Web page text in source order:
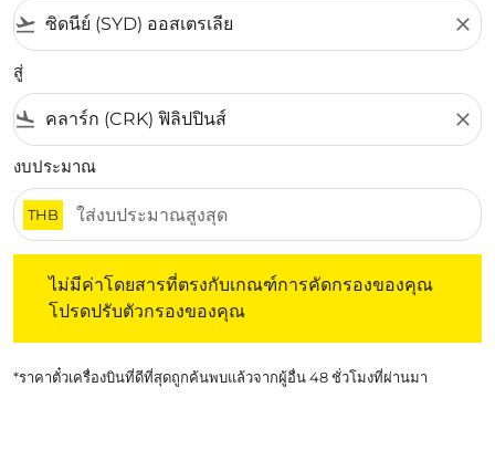
flight_takeoff close
สู่
flight_land close
งบประมาณ
THB
ไม่มีค่าโดยสารที่ตรงกับเกณฑ์การคัดกรองของคุณ
โปรดปรับตัวกรองของคุณ
*ราคาตั๋วเครื่องบินที่ดีที่สุดถูกค้นพบแล้วจากผู้อื่น 48 ชั่วโมงที่ผ่านมา